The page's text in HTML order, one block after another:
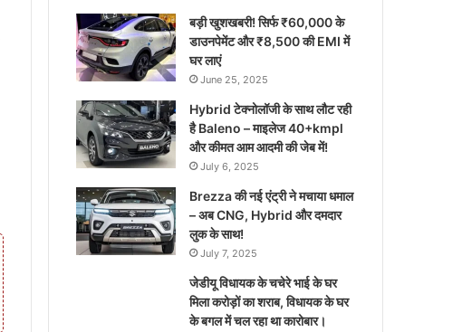
बड़ी खुशखबरी! सिर्फ ₹60,000 के
डाउनपेमेंट और ₹8,500 की EMI में
घर लाएं
June 25, 2025
Hybrid टेक्नोलॉजी के साथ लौट रही
है Baleno – माइलेज 40+kmpl
और कीमत आम आदमी की जेब में!
July 6, 2025
Brezza की नई एंट्री ने मचाया धमाल
– अब CNG, Hybrid और दमदार
लुक के साथ!
July 7, 2025
जेडीयू विधायक के चचेरे भाई के घर
मिला करोड़ों का शराब, विधायक के घर
के बगल में चल रहा था कारोबार।